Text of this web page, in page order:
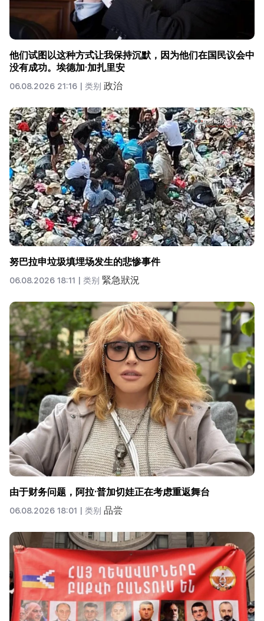
他们试图以这种方式让我保持沉默，因为他们在国民议会中
没有成功。埃德加·加扎里安
06.08.2026 21:16 | 类别 政治
努巴拉申垃圾填埋场发生的悲惨事件
06.08.2026 18:11 | 类别 緊急狀況
由于财务问题，阿拉·普加切娃正在考虑重返舞台
06.08.2026 18:01 | 类别 品尝